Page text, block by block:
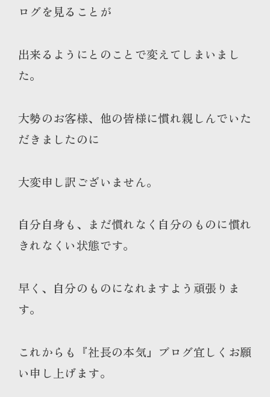
ログを見ることが
出来るようにとのことで変えてしまいまし
た。
大勢のお客様、他の皆様に慣れ親しんでいた
だきましたのに
大変申し訳ございません。
自分自身も、まだ慣れなく自分のものに慣れ
きれなくい状態です。
早く、自分のものになれますよう頑張りま
す。
これからも『社長の本気』ブログ宜しくお願
い申し上げます。